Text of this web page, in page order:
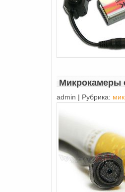
Микрокамеры
admin | Рубрика: